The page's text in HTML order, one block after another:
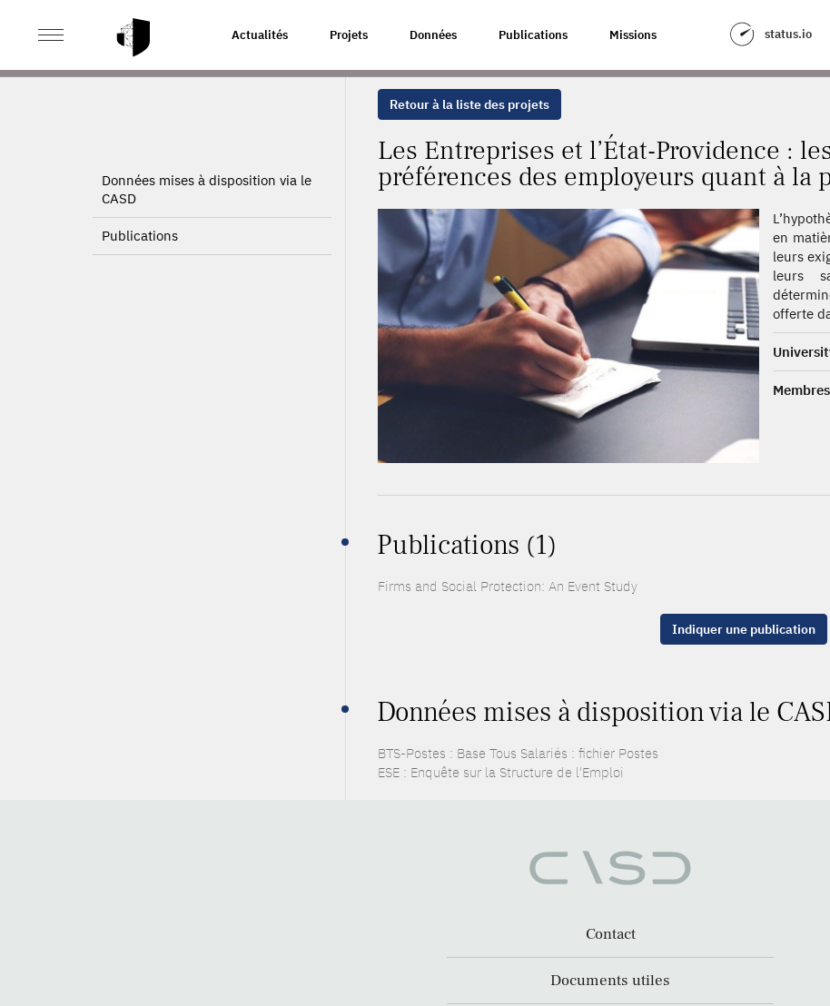
Actualités Projets Données Publications Missions status.io
ACCUEIL LES ENTREPRISES ET L’ÉTAT-PROVIDENCE : LES MICRO-FONDATIONS DES PRÉFÉRENCES DES
Données mises à disposition via le
CASD
Publications
Retour à la liste des projets
Les Entreprises et l’État-Providence :
préférences des employeurs quant à la
en
leurs
leurs
offerte
Publications (1)
Firms and Social Protection: An Event Study
Indiquer une publication
Données mises à disposition via le
BTS-Postes : Base Tous Salariés : fichier Postes
ESE : Enquête sur la Structure de l'Emploi
Contact
Documents utiles